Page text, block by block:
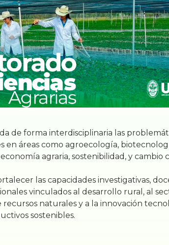
de forma interdisciplinaria las
en áreas como agroecología,
agraria, sostenibilidad, y cambio
las capacidades investigativas,
vinculados al desarrollo rural, al
recursos naturales y a la innovación
sostenibles.